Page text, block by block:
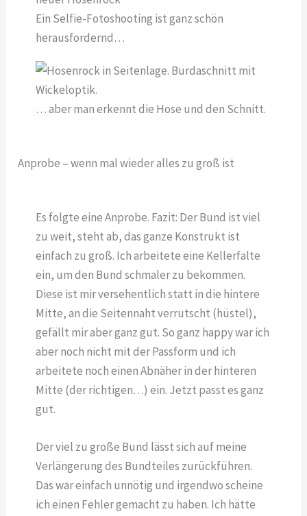
Ein Selfie-Fotoshooting ist ganz schön
herausfordernd…
… aber man erkennt die Hose und den Schnitt.
Anprobe – wenn mal wieder alles zu groß ist
Es folgte eine Anprobe. Fazit: Der Bund ist viel
zu weit, steht ab, das ganze Konstrukt ist
einfach zu groß. Ich arbeitete eine Kellerfalte
ein, um den Bund schmaler zu bekommen.
Diese ist mir versehentlich statt in die hintere
Mitte, an die Seitennaht verrutscht (hüstel),
gefällt mir aber ganz gut. So ganz happy war ich
aber noch nicht mit der Passform und ich
arbeitete noch einen Abnäher in der hinteren
Mitte (der richtigen…) ein. Jetzt passt es ganz
gut.
Der viel zu große Bund lässt sich auf meine
Verlängerung des Bundteiles zurückführen.
Das war einfach unnötig und irgendwo scheine
ich einen Fehler gemacht zu haben. Ich hätte